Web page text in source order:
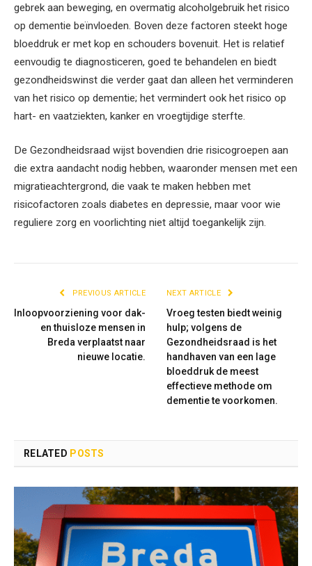
gebrek aan beweging, en overmatig alcoholgebruik het risico
op dementie beïnvloeden. Boven deze factoren steekt hoge
bloeddruk er met kop en schouders bovenuit. Het is relatief
eenvoudig te diagnosticeren, goed te behandelen en biedt
gezondheidswinst die verder gaat dan alleen het verminderen
van het risico op dementie; het vermindert ook het risico op
hart- en vaatziekten, kanker en vroegtijdige sterfte.
De Gezondheidsraad wijst bovendien drie risicogroepen aan
die extra aandacht nodig hebben, waaronder mensen met een
migratieachtergrond, die vaak te maken hebben met
risicofactoren zoals diabetes en depressie, maar voor wie
reguliere zorg en voorlichting niet altijd toegankelijk zijn.
PREVIOUS ARTICLE
Inloopvoorziening voor dak-
en thuisloze mensen in
Breda verplaatst naar
nieuwe locatie.
NEXT ARTICLE
Vroeg testen biedt weinig
hulp; volgens de
Gezondheidsraad is het
handhaven van een lage
bloeddruk de meest
effectieve methode om
dementie te voorkomen.
RELATED POSTS